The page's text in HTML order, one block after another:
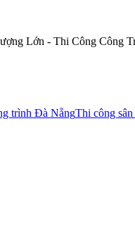
Lớn - Thi Công Công
trình Đà NẵngThi công